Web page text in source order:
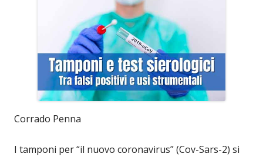
Corrado Penna
I tamponi per “il nuovo coronavirus” (Cov-Sars-2) si